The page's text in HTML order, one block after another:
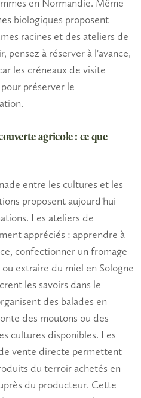
en Normandie. Même
biologiques proposent
racines et des ateliers de
pensez à réserver à l'avance,
les créneaux de visite
préserver le
agricole : ce que
entre les cultures et les
proposent aujourd'hui
Les ateliers de
appréciés : apprendre à
confectionner un fromage
ou extraire du miel en Sologne
les savoirs dans le
des balades en
des moutons ou des
cultures disponibles. Les
vente directe permettent
du terroirachetés en
du producteur. Cette